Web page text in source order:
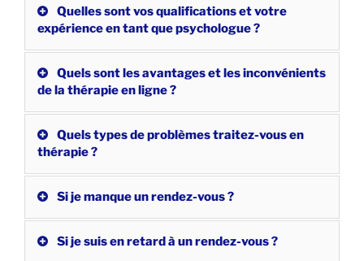
Quelles sont vos qualifications et votre
expérience en tant que psychologue ?
Quels sont les avantages et les inconvénients
de la thérapie en ligne ?
Quels types de problèmes traitez-vous en
thérapie ?
Si je manque un rendez-vous ?
Si je suis en retard à un rendez-vous ?